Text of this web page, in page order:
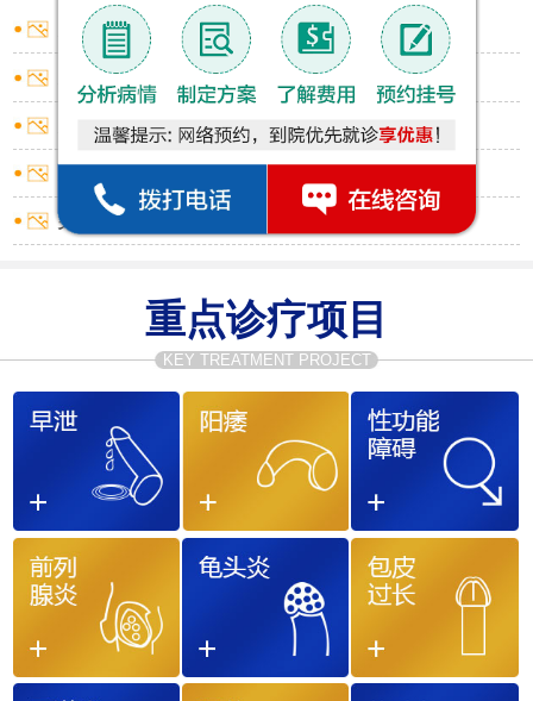
男性包皮有白色小点
男性包皮口出血是什么原因
男性包皮红肿小窍门
男性包皮过长有啥影响
男性包皮环切术应挂什么科
重点诊疗项目
KEY TREATMENT PROJECT